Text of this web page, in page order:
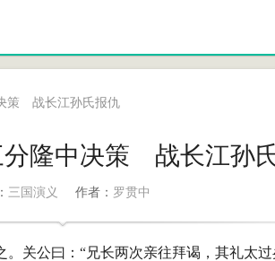
策 战长江孙氏报仇
隆中决策 战长江孙
三国演义 作者： 罗贯中
关公曰：“兄长两次亲往拜谒，其礼太